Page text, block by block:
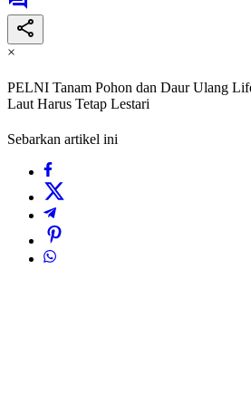
×
PELNI Tanam Pohon dan Daur Ulang
Laut Harus Tetap Lestari
Sebarkan artikel ini